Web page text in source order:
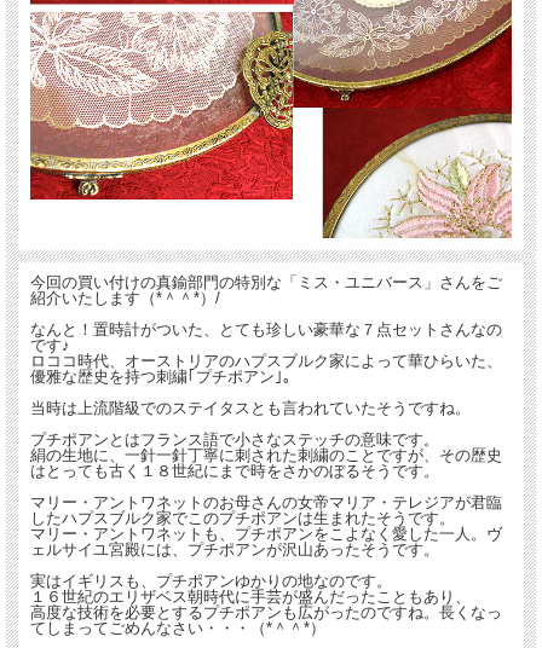
今回の買い付けの真鍮部門の特別な「ミス・ユニバース」さんをご
紹介いたします（*＾＾*）/
なんと！置時計がついた、とても珍しい豪華な７点セットさんなの
です♪
ロココ時代、オーストリアのハプスブルク家によって華ひらいた、
優雅な歴史を持つ刺繍｢プチポアン｣。
当時は上流階級でのステイタスとも言われていたそうですね。
プチポアンとはフランス語で小さなステッチの意味です。
絹の生地に、一針一針丁寧に刺された刺繍のことですが、その歴史
はとっても古く１８世紀にまで時をさかのぼるそうです。
マリー・アントワネットのお母さんの女帝マリア・テレジアが君臨
したハプスブルク家でこのプチポアンは生まれたそうです。
マリー・アントワネットも、プチポアンをこよなく愛した一人。ヴ
ェルサイユ宮殿には、プチポアンが沢山あったそうです。
実はイギリスも、プチポアンゆかりの地なのです。
１６世紀のエリザベス朝時代に手芸が盛んだったこともあり、
高度な技術を必要とするプチポアンも広がったのですね。長くなっ
てしまってごめんなさい・・・（*＾＾*）